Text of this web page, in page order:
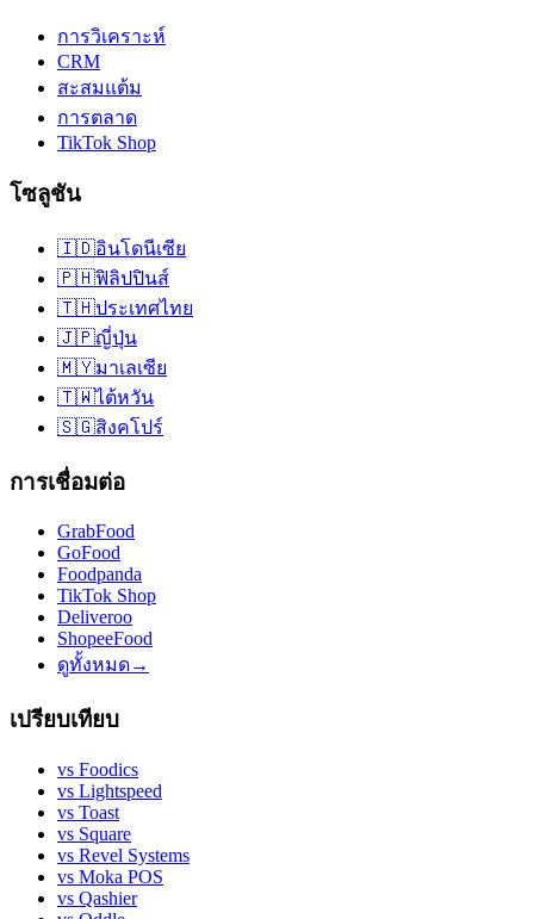
การวิเคราะห์
CRM
สะสมแต้ม
การตลาด
TikTok Shop
โซลูชัน
🇮🇩อินโดนีเซีย
🇵🇭ฟิลิปปินส์
🇹🇭ประเทศไทย
🇯🇵ญี่ปุ่น
🇲🇾มาเลเซีย
🇹🇼ไต้หวัน
🇸🇬สิงคโปร์
การเชื่อมต่อ
GrabFood
GoFood
Foodpanda
TikTok Shop
Deliveroo
ShopeeFood
ดูทั้งหมด→
เปรียบเทียบ
vs Foodics
vs Lightspeed
vs Toast
vs Square
vs Revel Systems
vs Moka POS
vs Qashier